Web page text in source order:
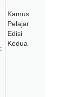
Kamus
Pelajar
Edisi
Kedua